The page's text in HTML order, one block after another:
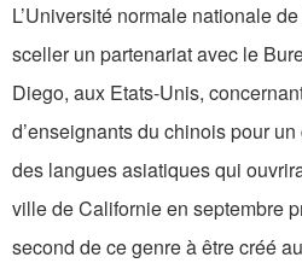
L’Université normale nationale
sceller un partenariat avec le
Diego, aux Etats-Unis,
d’enseignants du chinois pour
des langues asiatiques qui
ville de Californie en septembre
second de ce genre à être créé